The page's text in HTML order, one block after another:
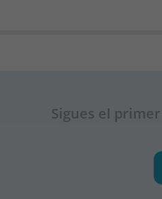
Sigues el